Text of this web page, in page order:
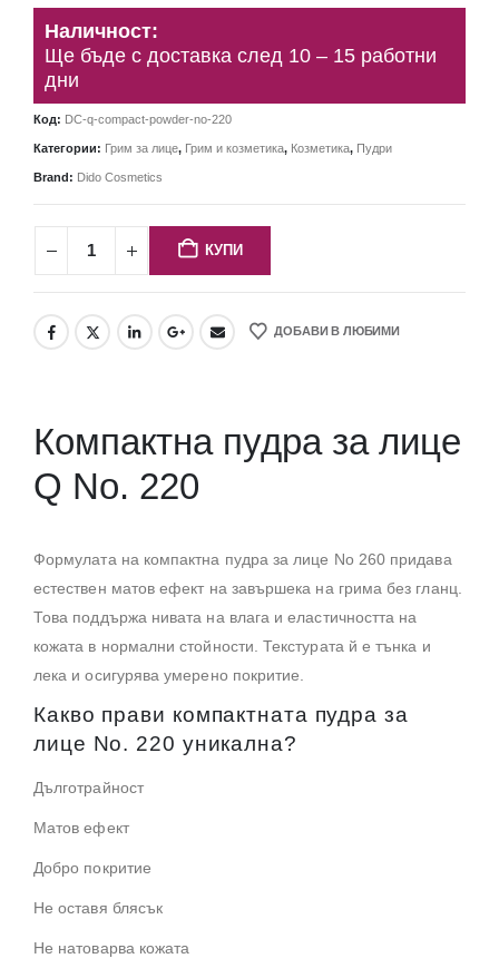
Наличност:
Ще бъде с доставка след 10 – 15 работни
дни
Код: DC-q-compact-powder-no-220
Категории: Грим за лице, Грим и козметика, Козметика, Пудри
Brand: Dido Cosmetics
КУПИ
ДОБАВИ В ЛЮБИМИ
Компактна пудра за лице
Q No. 220
Формулата на компактна пудра за лице No 260 придава
естествен матов ефект на завършека на грима без гланц.
Това поддържа нивата на влага и еластичността на
кожата в нормални стойности. Текстурата й е тънка и
лека и осигурява умерено покритие.
Какво прави компактната пудра за
лице Nо. 220 уникална?
Дълготрайност
Матов ефект
Добро покритие
Не оставя блясък
Не натоварва кожата